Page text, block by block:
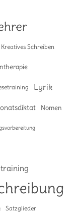
Kreatives Schreiben
Lyrik
Nomen
Satzglieder